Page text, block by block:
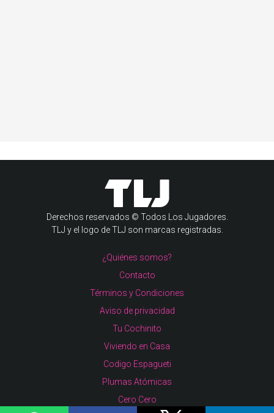
Derechos reservados © Todos Los Jugadores.
TLJ y el logo de TLJ son marcas registradas.
¿Quiénes somos?
Contacto
Términos y Condiciones
Aviso de privacidad
Tu Cochinito
Viviendo en Casa
Codigo Espagueti
Plumas Atómicas
Cero Cero